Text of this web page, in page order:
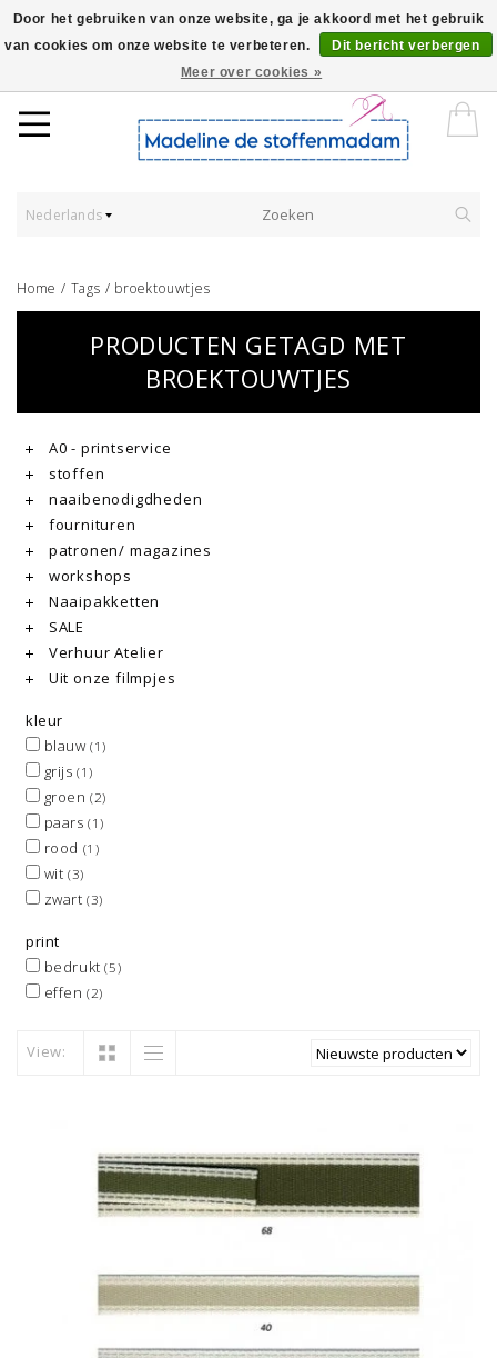
Worldwide Shipping - Onze stoffen worden verkocht per 10 cm.
Nederlands
Home / Tags / broektouwtjes
PRODUCTEN GETAGD MET
BROEKTOUWTJES
A0 - printservice
stoffen
naaibenodigdheden
fournituren
patronen/ magazines
workshops
Naaipakketten
SALE
Verhuur Atelier
Uit onze filmpjes
kleur
blauw(1)
grijs(1)
groen(2)
paars(1)
rood (1)
wit (3)
zwart(3)
print
bedrukt(5)
effen(2)
View:
Door het gebruiken van onze website, ga je akkoord met het gebruik
van cookies om onze website te verbeteren.
Dit bericht verbergen
Meer over cookies »